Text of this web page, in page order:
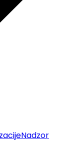
Nadzor